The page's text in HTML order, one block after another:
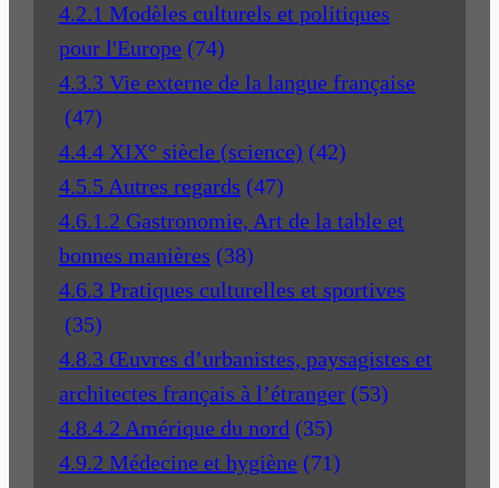
4.2.1 Modèles culturels et politiques
pour l'Europe (74)
4.3.3 Vie externe de la langue française
(47)
4.4.4 XIX° siècle (science) (42)
4.5.5 Autres regards (47)
4.6.1.2 Gastronomie, Art de la table et
bonnes manières (38)
4.6.3 Pratiques culturelles et sportives
(35)
4.8.3 Œuvres d’urbanistes, paysagistes et
architectes français à l’étranger (53)
4.8.4.2 Amérique du nord (35)
4.9.2 Médecine et hygiène (71)